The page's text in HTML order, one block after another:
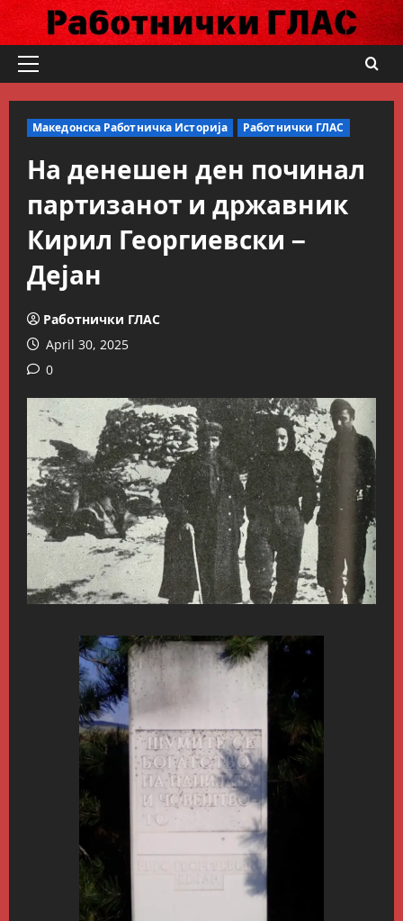
Skip
content
Primary
Македонска Работничка Историја Работнички ГЛАС
На денешен ден починал
партизанот и државник
Кирил Георгиевски –
Дејан
Работнички ГЛАС
April 30, 2025
0